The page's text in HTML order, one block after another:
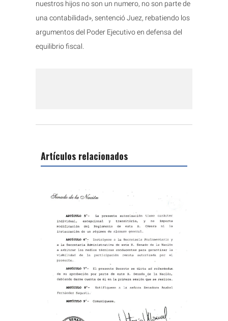
nuestros hijos no son un numero, no son parte de
una contabilidad», sentenció Juez, rebatiendo los
argumentos del Poder Ejecutivo en defensa del
equilibrio fiscal.
Artículos relacionados